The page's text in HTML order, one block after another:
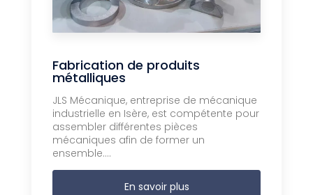
Fabrication de produits
métalliques
JLS Mécanique, entreprise de mécanique
industrielle en Isère, est compétente pour
assembler différentes pièces
mécaniques afin de former un
ensemble....
En savoir plus